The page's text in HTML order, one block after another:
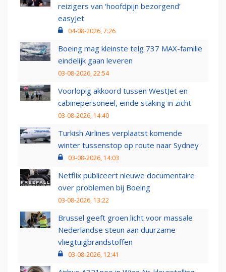
reizigers van ‘hoofdpijn bezorgend’
easyJet
04-08-2026, 7:26
Boeing mag kleinste telg 737 MAX-familie
eindelijk gaan leveren
03-08-2026, 22:54
Voorlopig akkoord tussen WestJet en
cabinepersoneel, einde staking in zicht
03-08-2026, 14:40
Turkish Airlines verplaatst komende
winter tussenstop op route naar Sydney
03-08-2026, 14:03
Netflix publiceert nieuwe documentaire
over problemen bij Boeing
03-08-2026, 13:22
Brussel geeft groen licht voor massale
Nederlandse steun aan duurzame
vliegtuigbrandstoffen
03-08-2026, 12:41